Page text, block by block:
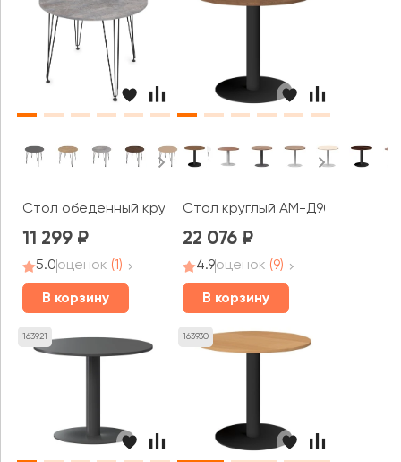
Стол обеденный круглый ЛИВАДИЯ / LIVADIA
11 299
5.0оценок (1)
В корзину
Стол круглый АМ-Д90 Арго-М
22 076
4.9оценок (9)
В корзину
163921 163930